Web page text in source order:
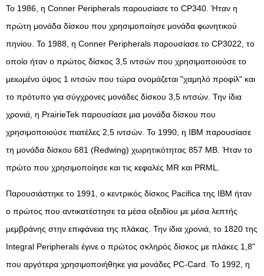
Το 1986, η Conner Peripherals παρουσίασε το CP340. Ήταν η
πρώτη μονάδα δίσκου που χρησιμοποίησε μονάδα φωνητικού
πηνίου. Το 1988, η Conner Peripherals παρουσίασε το CP3022, το
οποίο ήταν ο πρώτος δίσκος 3,5 ιντσών που χρησιμοποιούσε το
μειωμένο ύψος 1 ιντσών που τώρα ονομάζεται "χαμηλό προφίλ" και
το πρότυπο για σύγχρονες μονάδες δίσκου 3,5 ιντσών. Την ίδια
χρονιά, η PrairieTek παρουσίασε μια μονάδα δίσκου που
χρησιμοποιούσε πιατέλες 2,5 ιντσών. Το 1990, η IBM παρουσίασε
τη μονάδα δίσκου 681 (Redwing) χωρητικότητας 857 MB. Ήταν το
πρώτο που χρησιμοποίησε και τις κεφαλές MR και PRML.
Παρουσιάστηκε το 1991, ο κεντρικός δίσκος Pacifica της IBM ήταν
ο πρώτος που αντικατέστησε τα μέσα οξειδίου με μέσα λεπτής
μεμβράνης στην επιφάνεια της πλάκας. Την ίδια χρονιά, το 1820 της
Integral Peripherals έγινε ο πρώτος σκληρός δίσκος με πλάκες 1,8"
που αργότερα χρησιμοποιήθηκε για μονάδες PC-Card. Το 1992, η